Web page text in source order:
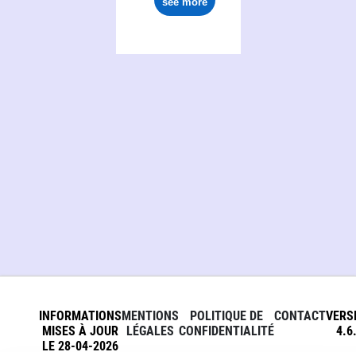
INFORMATIONS
MISES À JOUR
LE 28-04-2026
MENTIONS
LÉGALES
POLITIQUE DE
CONFIDENTIALITÉ
CONTACT